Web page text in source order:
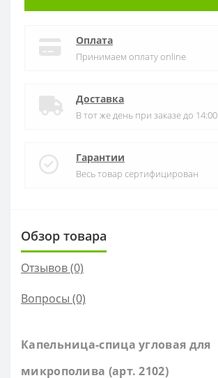
Оплата
Принимаем оплату online
Доставка
В тот же день при заказе до 14:00
Гарантии
Весь товар сертифицирован
Обзор товара
Отзывов (0)
Вопросы (0)
Капельница-спица угловая для
микрополива (арт. 2102)